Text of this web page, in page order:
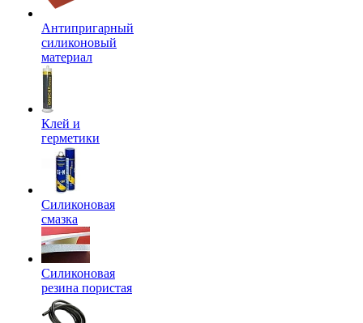
Антипригарный
силиконовый
материал
Клей и
герметики
Силиконовая
смазка
Силиконовая
резина пористая